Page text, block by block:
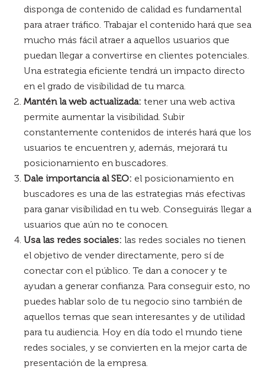
disponga de contenido de calidad es fundamental
para atraer tráfico. Trabajar el contenido hará que sea
mucho más fácil atraer a aquellos usuarios que
puedan llegar a convertirse en clientes potenciales.
Una estrategia eficiente tendrá un impacto directo
en el grado de visibilidad de tu marca.
Mantén la web actualizada: tener una web activa
permite aumentar la visibilidad. Subir
constantemente contenidos de interés hará que los
usuarios te encuentren y, además, mejorará tu
posicionamiento en buscadores.
Dale importancia al SEO: el posicionamiento en
buscadores es una de las estrategias más efectivas
para ganar visibilidad en tu web. Conseguirás llegar a
usuarios que aún no te conocen.
Usa las redes sociales: las redes sociales no tienen
el objetivo de vender directamente, pero sí de
conectar con el público. Te dan a conocer y te
ayudan a generar confianza. Para conseguir esto, no
puedes hablar solo de tu negocio sino también de
aquellos temas que sean interesantes y de utilidad
para tu audiencia. Hoy en día todo el mundo tiene
redes sociales, y se convierten en la mejor carta de
presentación de la empresa.